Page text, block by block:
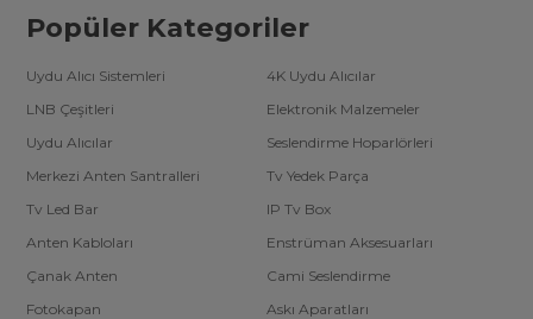
Popüler Kategoriler
Uydu Alıcı Sistemleri
4K Uydu Alıcılar
LNB Çeşitleri
Elektronik Malzemeler
Uydu Alıcılar
Seslendirme Hoparlörleri
Merkezi Anten Santralleri
Tv Yedek Parça
Tv Led Bar
IP Tv Box
Anten Kabloları
Enstrüman Aksesuarları
Çanak Anten
Cami Seslendirme
Fotokapan
Askı Aparatları